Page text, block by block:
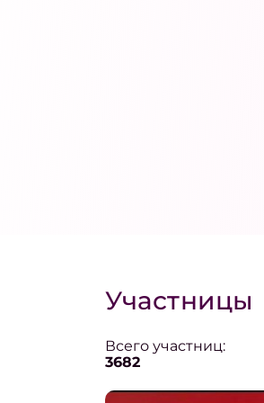
Участницы
Всего участниц:
3682